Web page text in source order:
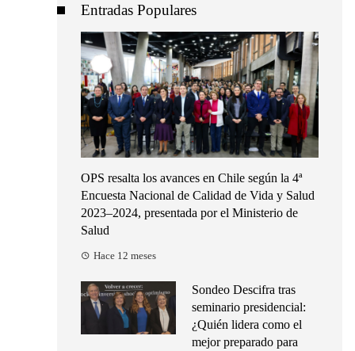
Entradas Populares
OPS resalta los avances en Chile según la 4ª
Encuesta Nacional de Calidad de Vida y Salud
2023–2024, presentada por el Ministerio de
Salud
Hace 12 meses
Sondeo Descifra tras
seminario presidencial:
¿Quién lidera como el
mejor preparado para